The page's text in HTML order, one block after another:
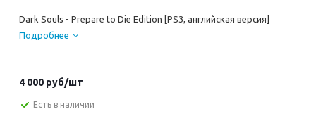
Dark Souls - Prepare to Die Edition [PS3, английская версия]
Подробнее
4 000 руб/шт
Есть в наличии